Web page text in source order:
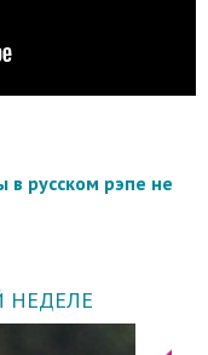
в русском рэпе не
НЕДЕЛЕ